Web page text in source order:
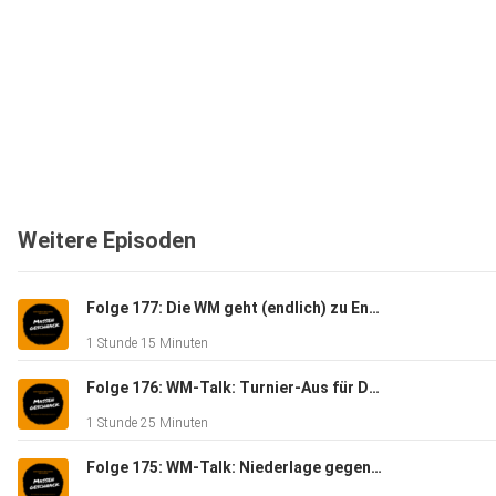
Weitere Episoden
Folge 177: Die WM geht (endlich) zu Ende - Massengeschnack
1 Stunde 15 Minuten
Folge 176: WM-Talk: Turnier-Aus für Deutschland - Massengeschnack
1 Stunde 25 Minuten
Folge 175: WM-Talk: Niederlage gegen Ecuador - Massengeschnack